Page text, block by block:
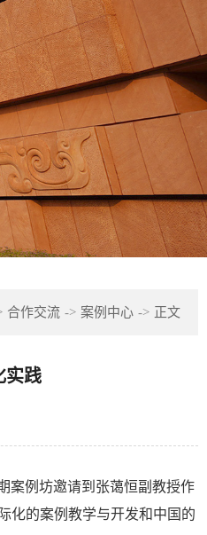
合作交流 -> 案例中心 -> 正文
实践
案例坊邀请到张蔼恒副教授作
化的案例教学与开发和中国的